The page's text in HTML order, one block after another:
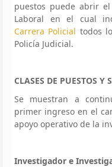
puestos puede abrir
Laboral en el cual
Carrera Policial todos
Policía Judicial.
CLASES DE PUESTOS Y
Se muestran a
primer ingreso en el
apoyo operativo de la
Investigador e